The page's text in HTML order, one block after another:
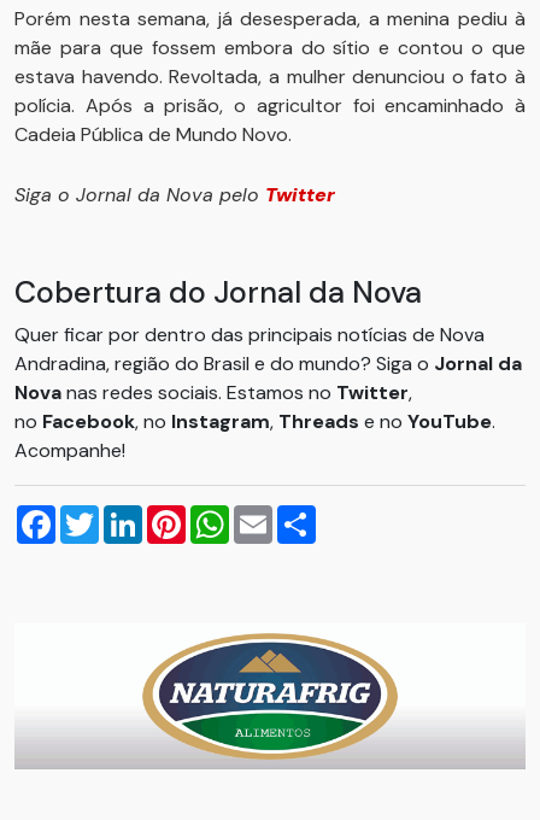
Porém nesta semana, já desesperada, a menina pediu à
mãe para que fossem embora do sítio e contou o que
estava havendo. Revoltada, a mulher denunciou o fato à
polícia. Após a prisão, o agricultor foi encaminhado à
Cadeia Pública de Mundo Novo.
Siga o Jornal da Nova pelo Twitter
Cobertura do Jornal da Nova
Quer ficar por dentro das principais notícias de Nova
Andradina, região do Brasil e do mundo? Siga o Jornal da
Novanas redes sociais. Estamos no Twitter,
no Facebook, no Instagram, Threads e no YouTube.
Acompanhe!
Facebook
TwitterLinkedInPinterestWhatsApp
Email